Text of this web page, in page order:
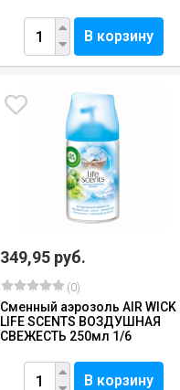
В корзину
349,95 руб.
(0)
Сменный аэрозоль AIR WICK
LIFE SCENTS ВОЗДУШНАЯ
СВЕЖЕСТЬ 250мл 1/6
В корзину